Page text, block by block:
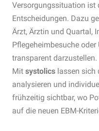
Versorgungssituation ist
Entscheidungen. Dazu
Ärzt, Ärztin und Quartal,
Pflegeheimbesuche
transparent darzustellen.
Mit systolics lassen sich
analysieren und
frühzeitig sichtbar, wo
auf die neuen EBM-